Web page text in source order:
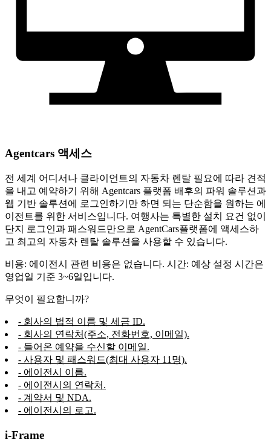
Agentcars 액세스
전 세계 어디서나 클라이언트의 자동차 렌탈 필요에 따라 견적
을 내고 예약하기 위해 Agentcars 플랫폼 배후의 파워 솔루션과
웹 기반 솔루션에 로그인하기만 하면 되는 단순함을 원하는 에
이전트를 위한 서비스입니다. 여행사는 특별한 설치 요건 없이
단지 로그인과 패스워드만으로 AgentCars플랫폼에 액세스하
고 최고의 자동차 렌탈 솔루션을 사용할 수 있습니다.
비용: 에이전시 관련 비용은 없습니다. 시간: 예상 설정 시간은
영업일 기준 3~6일입니다.
무엇이 필요합니까?
- 회사의 법적 이름 및 세금 ID.
- 회사의 연락처(주소, 전화번호, 이메일).
- 들어온 예약을 수신할 이메일.
- 사용자 및 패스워드(최대 사용자 11명).
- 에이전시 이름.
- 에이전시의 연락처.
- 계약서 및 NDA.
- 에이전시의 로고.
i-Frame